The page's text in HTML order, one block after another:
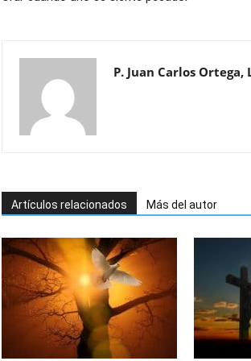
P. Juan Carlos Ortega,
Artículos relacionados Más del autor